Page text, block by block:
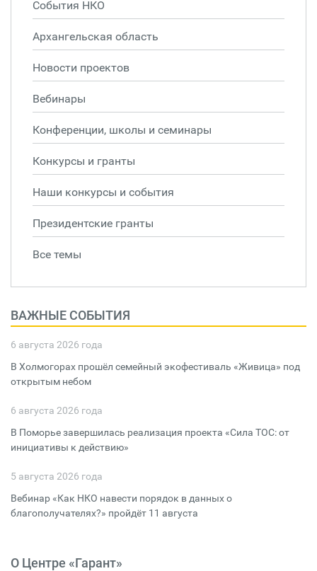
События НКО
Архангельская область
Новости проектов
Вебинары
Конференции, школы и семинары
Конкурсы и гранты
Наши конкурсы и события
Президентские гранты
Все темы
ВАЖНЫЕ СОБЫТИЯ
6 августа 2026 года
В Холмогорах прошёл семейный экофестиваль «Живица» под
открытым небом
6 августа 2026 года
В Поморье завершилась реализация проекта «Сила ТОС: от
инициативы к действию»
5 августа 2026 года
Вебинар «Как НКО навести порядок в данных о
благополучателях?» пройдёт 11 августа
О Центре «Гарант»